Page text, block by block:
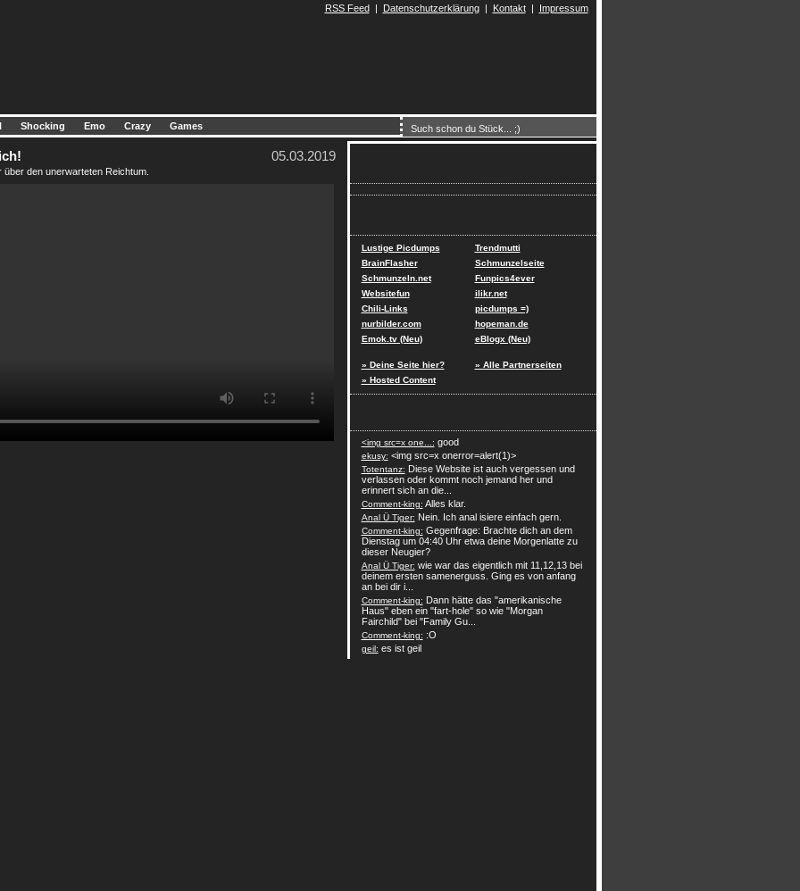
RSS Feed| Datenschutzerklärung| Kontakt| Impressum
Shocking Emo Crazy Games
05.03.2019
den unerwarteten Reichtum.
Lustige Picdumps
Trendmutti
BrainFlasher
Schmunzelseite
Schmunzeln.net
Funpics4ever
Websitefun
ilikr.net
Chili-Links
picdumps =)
nurbilder.com
hopeman.de
Emok.tv (Neu)
eBlogx (Neu)
» Deine Seite hier?
» Hosted Content
» Alle Partnerseiten
<img src=x one...: good
ekusy: <img src=x onerror=alert(1)>
Totentanz: Diese Website ist auch vergessen und
verlassen oder kommt noch jemand her und
erinnert sich an die...
Comment-king: Alles klar.
Anal Ü Tiger: Nein. Ich anal isiere einfach gern.
Comment-king: Gegenfrage: Brachte dich an dem
Dienstag um 04:40 Uhr etwa deine Morgenlatte zu
dieser Neugier?
Anal Ü Tiger: wie war das eigentlich mit 11,12,13 bei
deinem ersten samenerguss. Ging es von anfang
an bei dir i...
Comment-king: Dann hätte das "amerikanische
Haus" eben ein "fart-hole" so wie "Morgan
Fairchild" bei "Family Gu...
Comment-king: :O
geil: es ist geil